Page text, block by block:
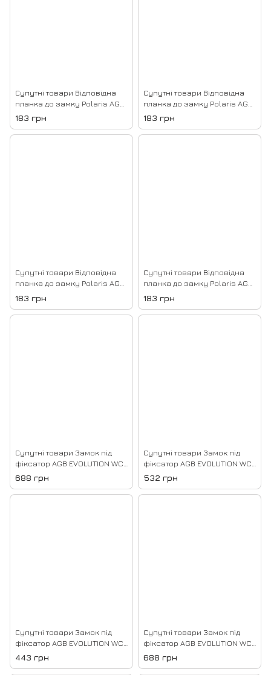
Супутні товари Відповідна
планка до замку Polaris AGB
minimal XT, Білий
183 грн
Супутні товари Відповідна
планка до замку Polaris AGB
minimal XT, Золотий
183 грн
Супутні товари Відповідна
планка до замку Polaris AGB
minimal XT, Матовий хром 34
183 грн
Супутні товари Відповідна
планка до замку Polaris AGB
minimal XT, Чорний
183 грн
Супутні товари Замок під
фіксатор AGB EVOLUTION WC,
132*75*14, Білий
688 грн
Супутні товари Замок під
фіксатор AGB EVOLUTION WC,
132*75*14, Нікель
532 грн
Супутні товари Замок під
фіксатор AGB EVOLUTION WC,
132*75*14, Сатин хром
443 грн
Супутні товари Замок під
фіксатор AGB EVOLUTION WC,
132*75*14, Чорний
688 грн